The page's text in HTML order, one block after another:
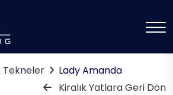
Tekneler
Lady Amanda
Kiralık Yatlara Geri Dön